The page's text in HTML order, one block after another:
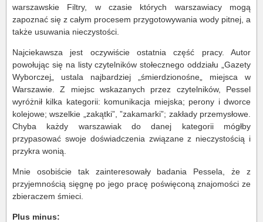
warszawskie Filtry, w czasie których warszawiacy mogą
zapoznać się z całym procesem przygotowywania wody pitnej, a
także usuwania nieczystości.
Najciekawsza jest oczywiście ostatnia część pracy. Autor
powołując się na listy czytelników stołecznego oddziału „Gazety
Wyborczej„ ustala najbardziej „śmierdzionośne„ miejsca w
Warszawie. Z miejsc wskazanych przez czytelników, Pessel
wyróżnił kilka kategorii: komunikacja miejska; perony i dworce
kolejowe; wszelkie „zakątki”, ”zakamarki”; zakłady przemysłowe.
Chyba każdy warszawiak do danej kategorii mógłby
przypasować swoje doświadczenia związane z nieczystością i
przykra wonią.
Mnie osobiście tak zainteresowały badania Pessela, że z
przyjemnością sięgnę po jego pracę poświęconą znajomości ze
zbieraczem śmieci.
Plus minus: